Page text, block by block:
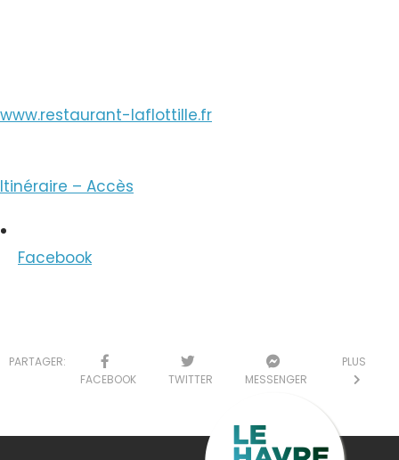
www.restaurant-laflottille.fr
Itinéraire – Accès
Facebook
PARTAGER:
FACEBOOK
TWITTER MESSENGER
PLUS